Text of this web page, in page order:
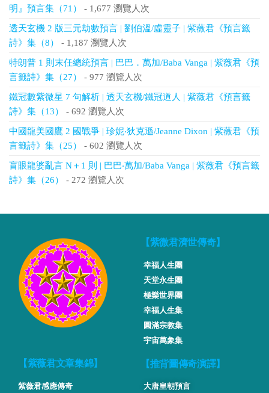
明』預言集（71）
- 1,677 瀏覽人次
透天玄機 2 版三元劫數預言 | 劉伯溫/虛靈子 | 紫薇君《預言籤
詩》集（8）
- 1,187 瀏覽人次
特朗普 1 則末任總統預言 | 巴巴．萬加/Baba Vanga | 紫薇君《預
言籤詩》集（27）
- 977 瀏覽人次
鐵冠數紫微星 7 句解析 | 透天玄機/鐵冠道人 | 紫薇君《預言籤
詩》集（13）
- 692 瀏覽人次
中國龍美國鷹 2 國戰爭 | 珍妮‧狄克遜/Jeanne Dixon | 紫薇君《預
言籤詩》集（25）
- 602 瀏覽人次
盲眼龍婆亂言 N＋1 則 | 巴巴‧萬加/Baba Vanga | 紫薇君《預言籤
詩》集（26）
- 272 瀏覽人次
【紫微君濟世傳奇】
幸福人生團
天堂永生團
極樂世界團
幸福人生集
圓滿宗教集
宇宙萬象集
【紫薇君文章集錦】
紫薇君感應傳奇
【推背圖傳奇演譯】
大唐皇朝預言